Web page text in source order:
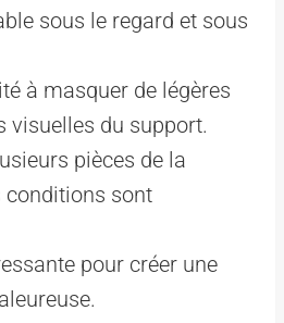
sous le regard et sous
à masquer de légères
visuelles du support.
pièces de la
conditions sont
pour créer une